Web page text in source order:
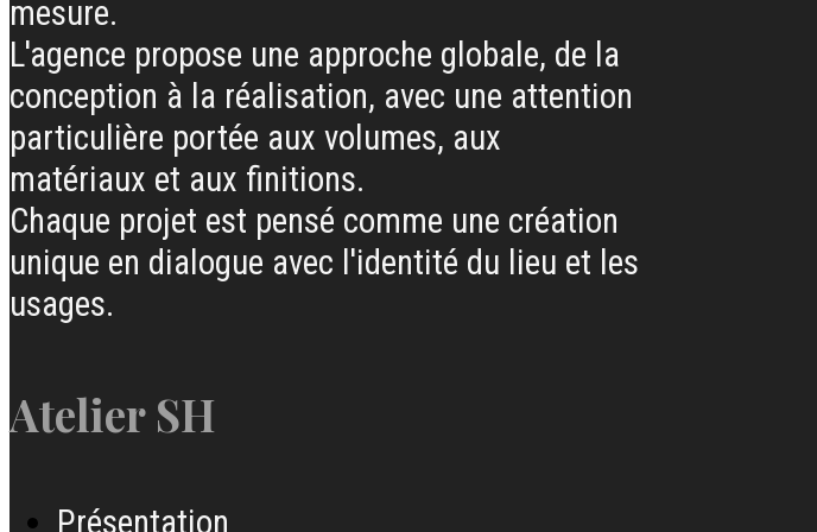
mesure.
L'agence propose une approche globale, de la
conception à la réalisation, avec une attention
particulière portée aux volumes, aux
matériaux et aux finitions.
Chaque projet est pensé comme une création
unique en dialogue avec l'identité du lieu et les
usages.
Atelier SH
Présentation